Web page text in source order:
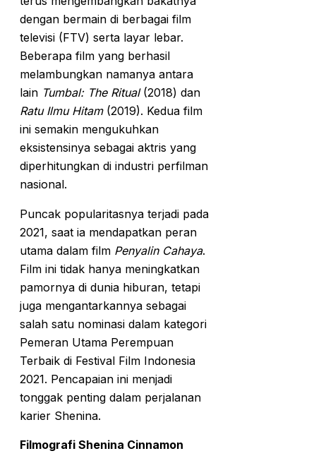
dengan bermain di berbagai film
televisi (FTV) serta layar lebar.
Beberapa film yang berhasil
melambungkan namanya antara
lain Tumbal: The Ritual(2018) dan
Ratu Ilmu Hitam(2019). Kedua film
ini semakin mengukuhkan
eksistensinya sebagai aktris yang
diperhitungkan di industri perfilman
nasional.
Puncak popularitasnya terjadi pada
2021, saat ia mendapatkan peran
utama dalam film Penyalin Cahaya.
Film ini tidak hanya meningkatkan
pamornya di dunia hiburan, tetapi
juga mengantarkannya sebagai
salah satu nominasi dalam kategori
Pemeran Utama Perempuan
Terbaik di Festival Film Indonesia
2021. Pencapaian ini menjadi
tonggak penting dalam perjalanan
karier Shenina.
Filmografi Shenina Cinnamon